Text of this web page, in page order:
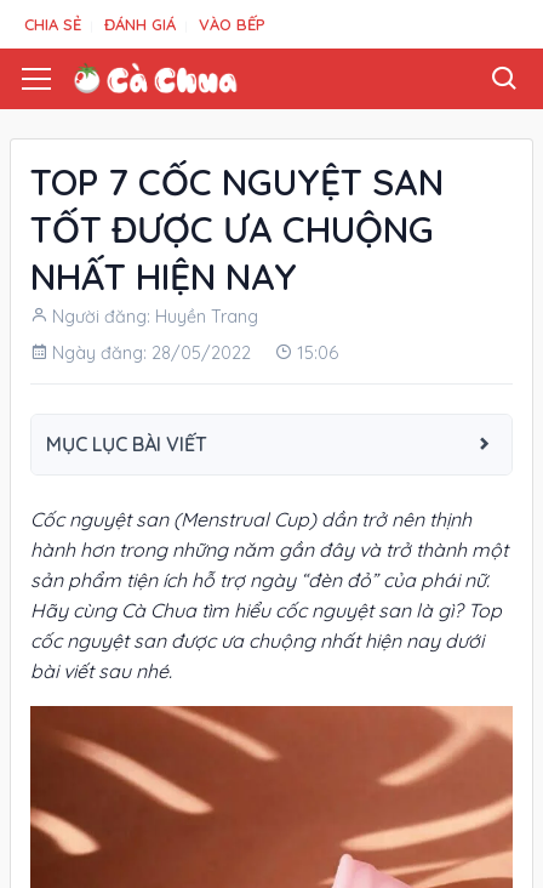
CHIA SẺ ĐÁNH GIÁ VÀO BẾP
TOP 7 CỐC NGUYỆT SAN
TỐT ĐƯỢC ƯA CHUỘNG
NHẤT HIỆN NAY
Người đăng: Huyền Trang
Ngày đăng: 28/05/2022
15:06
MỤC LỤC BÀI VIẾT
Cốc nguyệt san (Menstrual Cup) dần trở nên thịnh
hành hơn trong những năm gần đây và trở thành một
sản phẩm tiện ích hỗ trợ ngày “đèn đỏ” của phái nữ.
Hãy cùng Cà Chua tìm hiểu cốc nguyệt san là gì? Top
cốc nguyệt san được ưa chuộng nhất hiện nay dưới
bài viết sau nhé.